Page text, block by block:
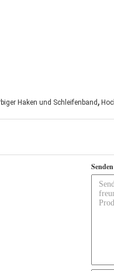
Haken und Schleifenband ,